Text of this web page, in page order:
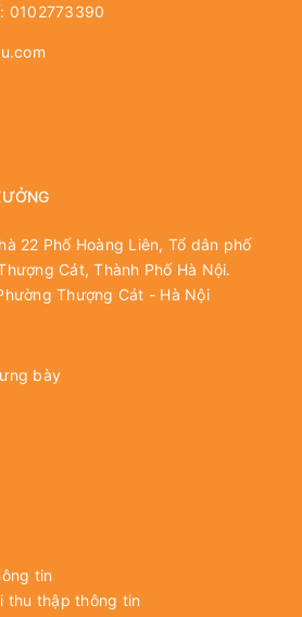
0102773390
22 Phố Hoàng Liên, Tổ dân phố
Cát, Thành Phố Hà Nội.
Thượng Cát - Hà Nội
bày
tin
thu thập thông tin